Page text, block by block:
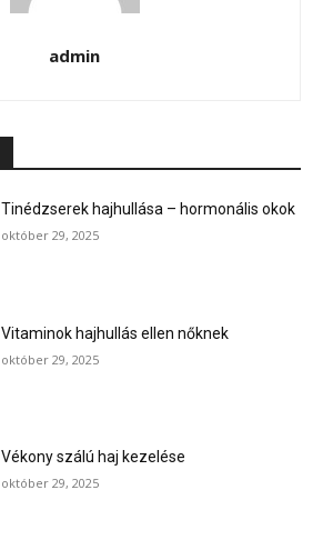
admin
Tinédzserek hajhullása – hormonális okok
október 29, 2025
Vitaminok hajhullás ellen nőknek
október 29, 2025
Vékony szálú haj kezelése
október 29, 2025